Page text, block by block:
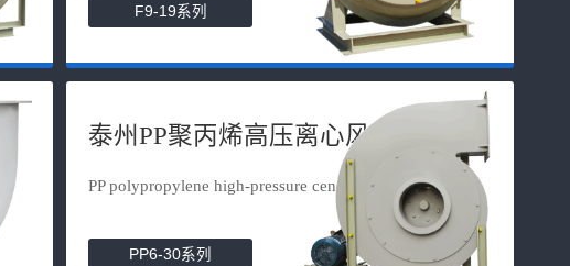
F9-19系列
泰州PP聚丙烯高压离心风机
PP polypropylene high-pressure cen...
PP6-30系列